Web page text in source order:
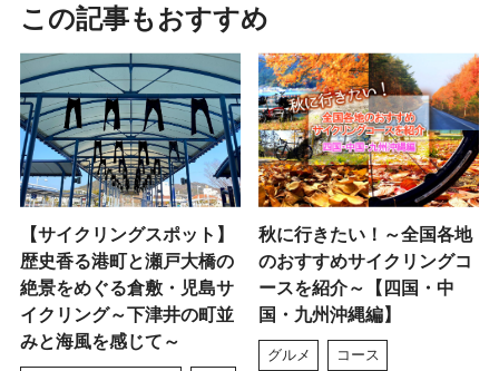
この記事もおすすめ
【サイクリングスポット】
歴史香る港町と瀬戸大橋の
絶景をめぐる倉敷・児島サ
イクリング～下津井の町並
みと海風を感じて～
秋に行きたい！～全国各地
のおすすめサイクリングコ
ースを紹介～【四国・中
国・九州沖縄編】
グルメ コース